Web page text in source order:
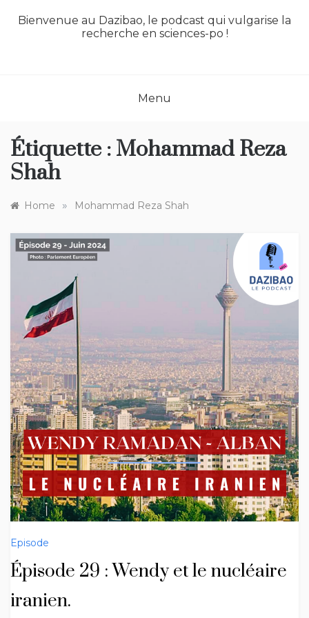
Bienvenue au Dazibao, le podcast qui vulgarise la
recherche en sciences-po !
Menu
Étiquette : Mohammad Reza
Shah
Home » Mohammad Reza Shah
Episode
Épisode 29 : Wendy et le nucléaire
iranien.